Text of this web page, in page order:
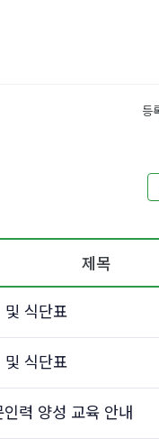
등
제목
및 식단표
및 식단표
력 양성 교육 안내